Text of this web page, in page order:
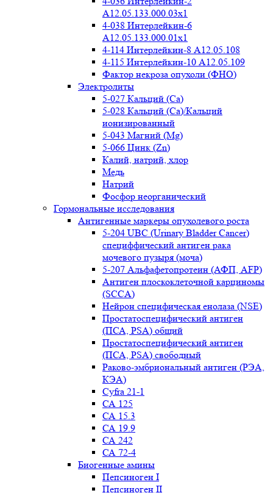
A12.05.133.000.03x1
4-038 Интерлейкин-6
A12.05.133.000.01x1
4-114 Интерлейкин-8 A12.05.108
4-115 Интерлейкин-10 A12.05.109
Фактор некроза опухоли (ФНО)
Электролиты
5-027 Кальций (Ca)
5-028 Кальций (Ca)/Кальций
ионизированный
5-043 Магний (Mg)
5-066 Цинк (Zn)
Калий, натрий, хлор
Медь
Натрий
Фосфор неорганический
Гормональные исследования
Антигенные маркеры опухолевого роста
5-204 UBC (Urinary Bladder Cancer)
специффический антиген рака
мочевого пузыря (моча)
5-207 Альфафетопротеин (АФП, AFP)
Антиген плоскоклеточной карциномы
(SCCA)
Нейрон специфическая енолаза (NSE)
Простатоспецифический антиген
(ПСА, PSA) общий
Простатоспецифический антиген
(ПСА, PSA) свободный
Раково-эмбриональный антиген (РЭА,
КЭА)
Сyfra 21-1
СА 125
СА 15.3
СА 19.9
СА 242
СА 72-4
Биогенные амины
Пепсиноген I
Пепсиноген II